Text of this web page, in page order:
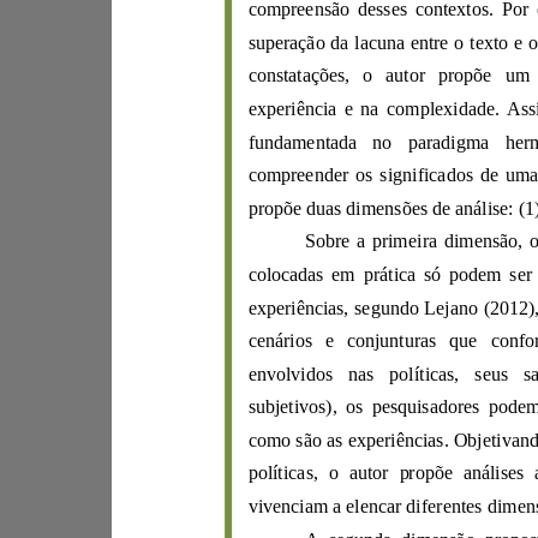
compreensão des
superaçã o da lacuna entre o t ex
experiê
fundamentada no p ar ad
propõe duas
Sobre a primei ra d
expe riências, segundo Lejano (
2012
cenários e c on ju
subj
etivos), os pesquisadores pode
como são as exp er iê
vivenciam a elencar difere